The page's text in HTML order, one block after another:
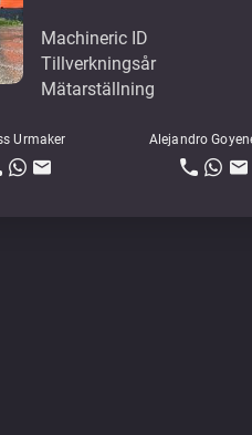
Machineric ID
Tillverkningsår
Mätarställning
Urmaker Alejandro